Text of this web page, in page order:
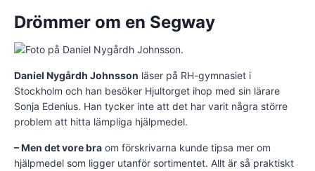
Drömmer om en Segway
Daniel Nygårdh Johnsson läser på RH-gymnasiet i
Stockholm och han besöker Hjultorget ihop med sin lärare
Sonja Edenius. Han tycker inte att det har varit några större
problem att hitta lämpliga hjälpmedel.
– Men det vore bra om förskrivarna kunde tipsa mer om
hjälpmedel som ligger utanför sortimentet. Allt är så praktiskt